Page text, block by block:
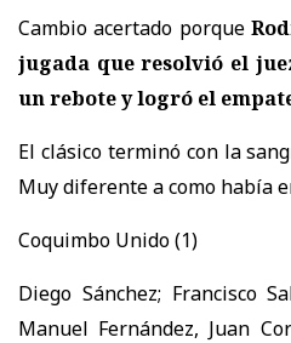
Cambio acertado porque
jugada que resolvió el
un rebote y logró el
El clásico terminó con la
Muy diferente a como había
Coquimbo Unido (1)
Diego Sánchez; Francisco
Manuel Fernández, Juan